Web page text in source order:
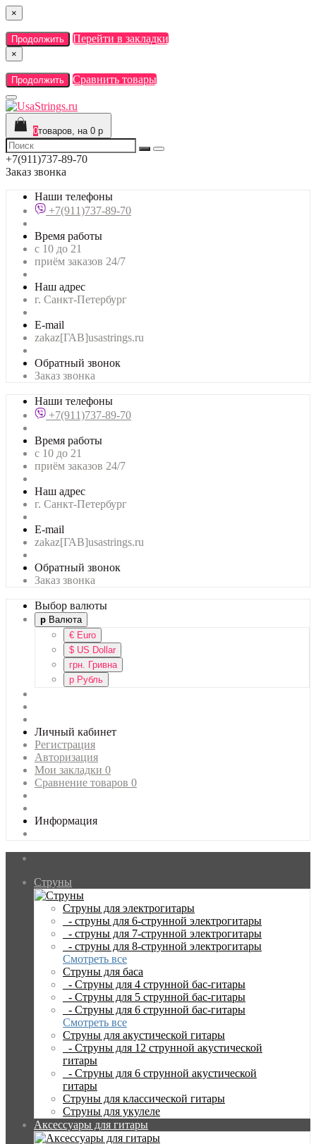
×
Продолжить Перейти в закладки
×
Продолжить Сравнить товары
0товаров, на 0 р
+7(911)737-89-70
Заказ звонка
Наши телефоны
+7(911)737-89-70
Время работы
с 10 до 21
приём заказов 24/7
Наш адрес
г. Санкт-Петербург
E-mail
zakaz[ГАВ]usastrings.ru
Обратный звонок
Заказ звонка
Наши телефоны
+7(911)737-89-70
Время работы
с 10 до 21
приём заказов 24/7
Наш адрес
г. Санкт-Петербург
E-mail
zakaz[ГАВ]usastrings.ru
Обратный звонок
Заказ звонка
Выбор валюты
р Валюта
€ Euro
$ US Dollar
грн. Гривна
р Рубль
Личный кабинет
Регистрация
Авторизация
Мои закладки 0
Сравнение товаров 0
Информация
Струны
Струны для электрогитары
- струны для 6-струнной электрогитары
- струны для 7-струнной электрогитары
- струны для 8-струнной электрогитары
Смотреть все
Струны для баса
- Струны для 4 струнной бас-гитары
- Струны для 5 струнной бас-гитары
- Струны для 6 струнной бас-гитары
Смотреть все
Струны для акустической гитары
- Струны для 12 струнной акустической
гитары
- Струны для 6 струнной акустической
гитары
Струны для классической гитары
Струны для укулеле
Аксессуары для гитары